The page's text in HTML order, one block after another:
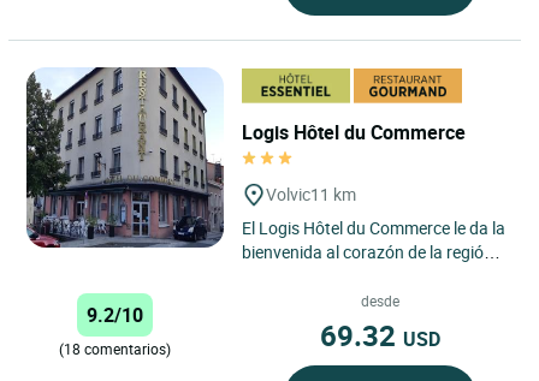
Logis Hôtel du Commerce
Volvic11 km
El Logis Hôtel du Commerce le da la
bienvenida al corazón de la región
auténtica escapada...
9.2/10
(18 comentarios)
desde
69.32 USD